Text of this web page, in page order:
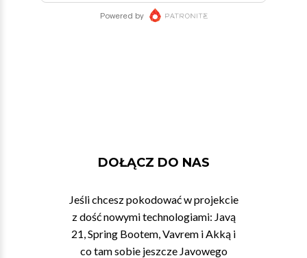
DOŁĄCZ DO NAS
Jeśli chcesz pokodować w projekcie
z dość nowymi technologiami: Javą
21, Spring Bootem, Vavrem i Akką i
co tam sobie jeszcze Javowego